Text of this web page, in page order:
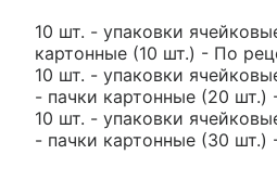
10 шт. - упаковки
картонные (10 шт.) - По
10 шт. - упаковки
- пачки картонные (20 шт.)
10 шт. - упаковки
- пачки картонные (30 шт.)